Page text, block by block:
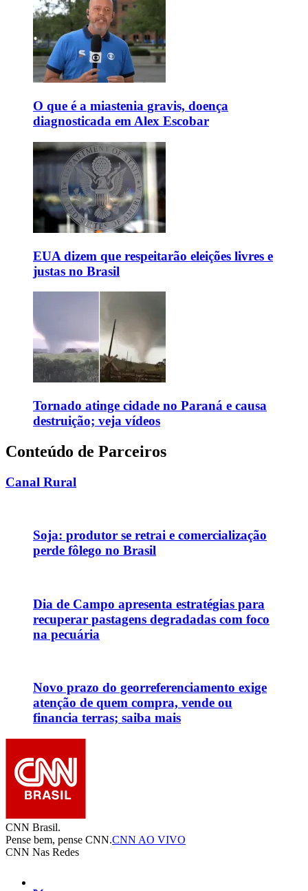
O que é a miastenia gravis, doença
diagnosticada em Alex Escobar
EUA dizem que respeitarão eleições livres e
justas no Brasil
Tornado atinge cidade no Paraná e causa
destruição; veja vídeos
Conteúdo de Parceiros
Canal Rural
Soja: produtor se retrai e comercialização
perde fôlego no Brasil
Dia de Campo apresenta estratégias para
recuperar pastagens degradadas com foco
na pecuária
Novo prazo do georreferenciamento exige
atenção de quem compra, vende ou
financia terras; saiba mais
CNN Brasil.
Pense bem, pense CNN.CNN AO VIVO
CNN Nas Redes